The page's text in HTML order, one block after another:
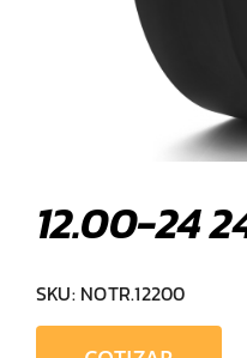
12.00-24
SKU: NOTR.12200